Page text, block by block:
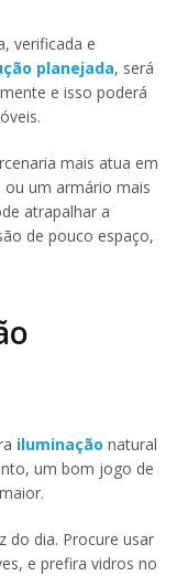
verificada e
planejada, será
e isso poderá
mais atua em
ou um armário mais
atrapalhar a
de pouco espaço,
iluminação natural
um bom jogo de
do dia. Procure usar
e prefira vidros no